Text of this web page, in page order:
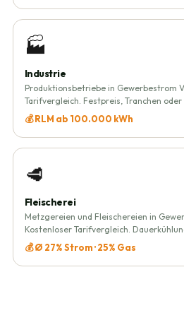
🏭
Industrie
Produktionsbetriebe in Gewerbestrom
Tarifvergleich. Festpreis, Tranchen
💰 RLM ab 100.000 kWh
🥩
Fleischerei
Metzgereien und Fleischereien in
Kostenloser Tarifvergleich.
💰 Ø 27% Strom · 25% Gas